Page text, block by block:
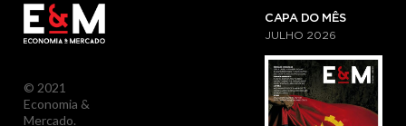
© 2021
Economia &
Mercado.
CAPA DO MÊS
JULHO 2026